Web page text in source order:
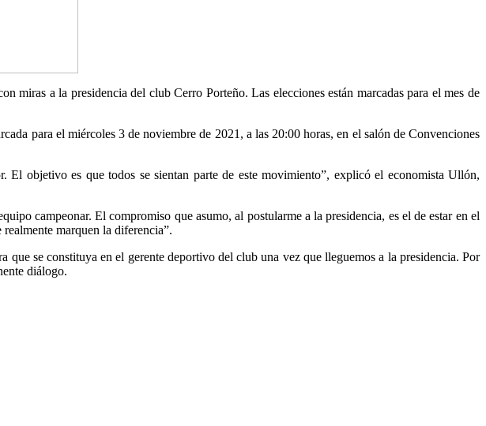
miras a la presidencia del club Cerro Porteño. Las elecciones están marcadas para el mes de
para el miércoles 3 de noviembre de 2021, a las 20:00 horas, en el salón de Convenciones
objetivo es que todos se sientan parte de este movimiento”, explicó el economista Ullón,
campeonar. El compromiso que asumo, al postularme a la presidencia, es el de estar en el
marquen la diferencia”.
se constituya en el gerente deportivo del club una vez que lleguemos a la presidencia. Por
diálogo.